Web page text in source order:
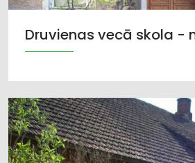
Druvienas vecā skola -